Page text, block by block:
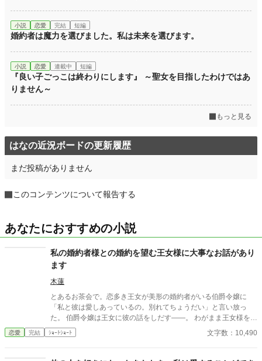
小説 恋愛 完結 短編
婚約者は魔力を選びました。私は未来を選びます。
小説 恋愛 連載中 短編
『良い子ごっこは終わりにします』 ～聖女を目指したわけではあ
りません～
もっと見る
はなの近況ボードの更新履歴
まだ投稿がありません
このコンテンツについて報告する
あなたにおすすめの小説
私の婚約者様との婚約を望む王女様に大事なお話があり
ます
木蓮
とあるお茶会で。恋多き王女が美形の婚約者がいる伯爵令嬢に
「私と彼は愛しあっているの。別れてちょうだい」と言い放っ
た。 伯爵令嬢は王女に彼の話をしだす――。 わがまま王女様を天
然な令嬢が追い返すお話。
恋愛 完結 ｼｮｰﾄｼｮｰﾄ 文字数：10,490